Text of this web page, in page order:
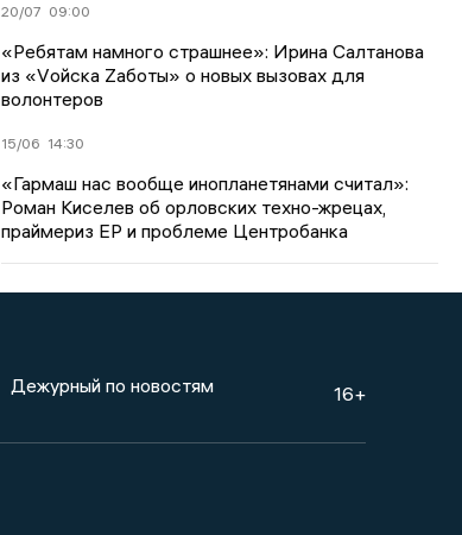
20/07 09:00
«Ребятам намного страшнее»: Ирина Салтанова
из «Vойска Zаботы» о новых вызовах для
волонтеров
15/06 14:30
«Гармаш нас вообще инопланетянами считал»:
Роман Киселев об орловских техно-жрецах,
праймериз ЕР и проблеме Центробанка
Дежурный по новостям 16+